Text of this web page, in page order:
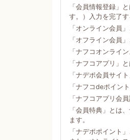
「会員情報登録」
す。）入力を完了す
「オンライン会員
「オフライン会員
「ナフコオンライ
「ナフコアプリ」
「ナデポ会員サイ
「ナフコdeポイン
「ナフコアプリ会
「会員特典」とは
ます。
「ナデポポイント